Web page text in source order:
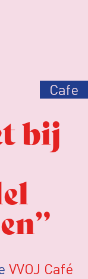
Cafe
bij
VVOJ Café